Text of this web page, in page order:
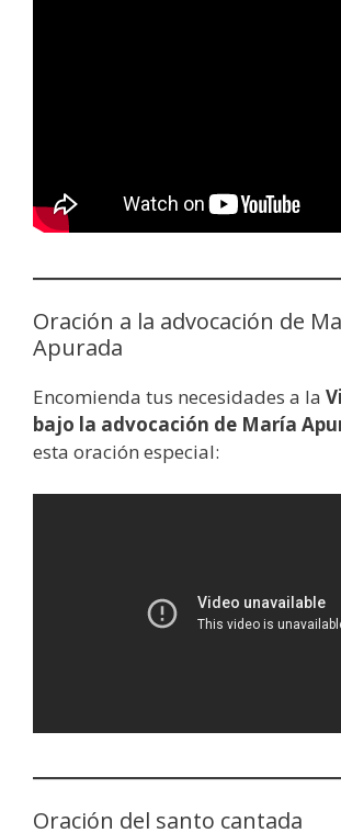
Oración a la advocación de
Apurada
Encomienda tus necesidades a la
bajo la advocación de María
esta oración especial:
Oración del santo cantada